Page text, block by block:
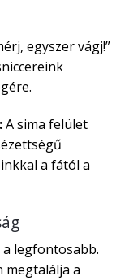
egyszer vágj!”
A sima felület
a fától a
legfontosabb.
a